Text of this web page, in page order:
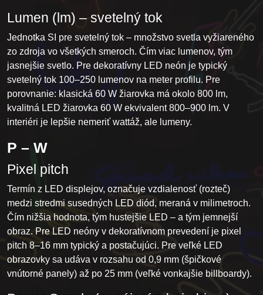
Lumen (lm) – svetelný tok
Jednotka SI pre svetelný tok – množstvo svetla vyžiareného
zo zdroja vo všetkých smeroch. Čím viac lumenov, tým
jasnejšie svetlo. Pre dekoratívny LED neón je typický
svetelný tok 100–250 lumenov na meter profilu. Pre
porovnanie: klasická 60 W žiarovka má okolo 800 lm,
kvalitná LED žiarovka 60 W ekvivalent 800–900 lm. V
interiéri je lepšie nemeriť wattáž, ale lumeny.
P – W
Pixel pitch
Termín z LED displejov, označuje vzdialenosť (rozteč)
medzi stredmi susedných LED diód, meraná v milimetroch.
Čím nižšia hodnota, tým hustejšie LED – a tým jemnejší
obraz. Pre LED neóny v dekoratívnom prevedení je pixel
pitch 8–16 mm typický a postačujúci. Pre veľké LED
obrazovky sa udáva v rozsahu od 0,9 mm (špičkové
vnútorné panely) až po 25 mm (veľké vonkajšie billboardy).